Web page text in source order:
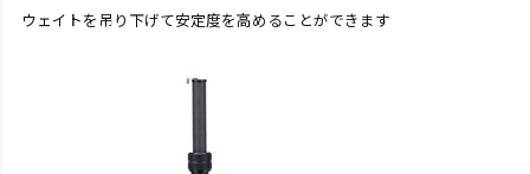
ウェイトを吊り下げて安定度を高めることができます